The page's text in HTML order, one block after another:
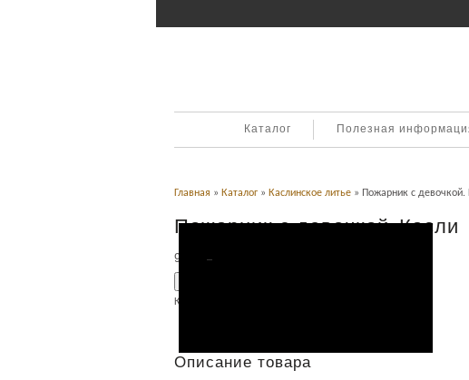
Каталог Полезная
Главная » Каталог » Каслинское литье » Пожарник с девочкой.
Пожарник с девочкой. Касли
9,900 Р
Категория:
Описание товара